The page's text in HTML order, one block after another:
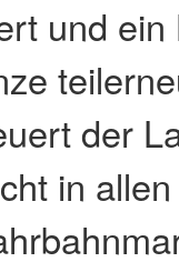
und
der
in